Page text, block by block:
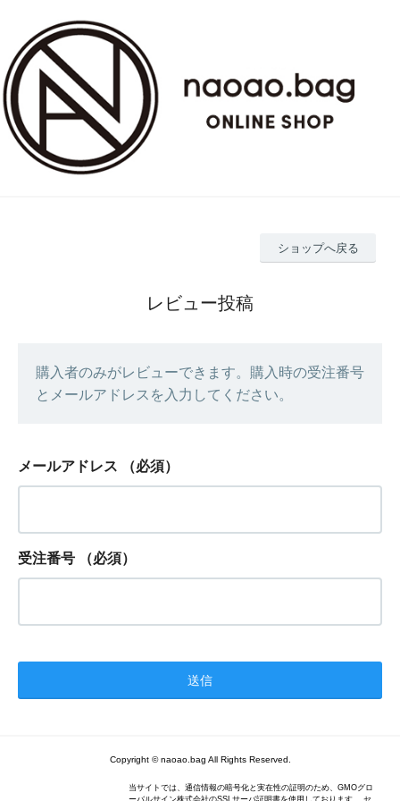
ショップへ戻る
レビュー投稿
購入者のみがレビューできます。購入時の受注番号
とメールアドレスを入力してください。
メールアドレス （必須）
受注番号 （必須）
Copyright © naoao.bag All Rights Reserved.
当サイトでは、通信情報の暗号化と実在性の証明のため、GMOグロ
ーバルサイン株式会社のSSLサーバ証明書を使用しております。 セ